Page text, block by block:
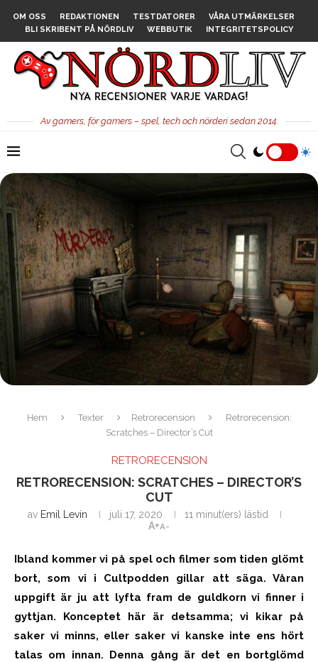
OM OSS REDAKTIONEN TESTDATORER
VÅRA UTMÄRKELSER
BLI SKRIBENT PÅ NÖRDLIV
WEBBUTIK INTEGRITETSPOLICY
Av gamers, för gamers – spel, tech och nörderi sedan 2014.
Hem Texter Retrorecension
Retrorecension:
Scratches – Director’s Cut
RETRORECENSION
RETRORECENSION: SCRATCHES – DIRECTOR’S
CUT
av Emil Levin juli 17, 2020
11 minut(ers) lästid
A+A-
Ibland kommer vi på spel och filmer som tiden glömt
bort, som vi i Cultpodden gillar att säga. Våran
uppgift är ju att lyfta fram de guldkorn vi finner i
gyttjan. Konceptet här är detsamma; vi kikar på
saker vi minns, eller saker vi kanske inte ens hört
talas om innan. Denna gång är det en bortglömd